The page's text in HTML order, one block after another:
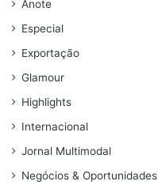
Anote
Especial
Exportação
Glamour
Highlights
Internacional
Jornal Multimodal
Negócios & Oportunidades